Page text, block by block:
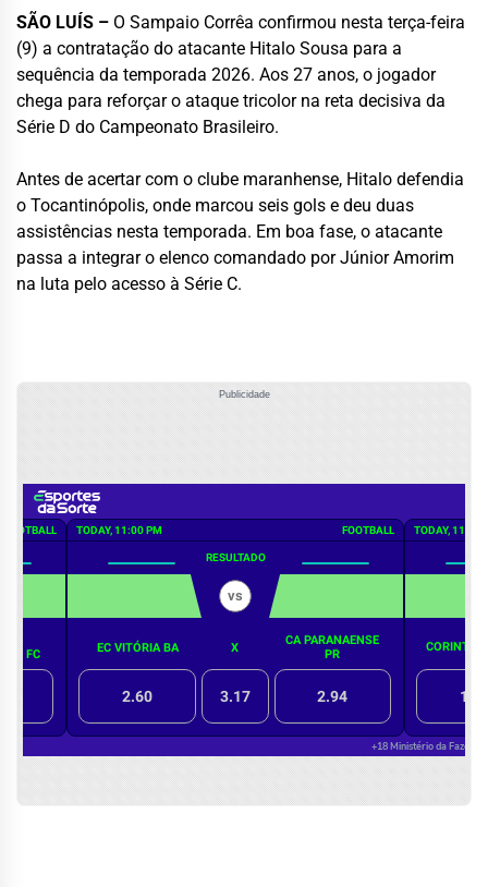
SÃO LUÍS – O Sampaio Corrêa confirmou nesta terça-feira
(9) a contratação do atacante Hitalo Sousa para a
sequência da temporada 2026. Aos 27 anos, o jogador
chega para reforçar o ataque tricolor na reta decisiva da
Série D do Campeonato Brasileiro.
Antes de acertar com o clube maranhense, Hitalo defendia
o Tocantinópolis, onde marcou seis gols e deu duas
assistências nesta temporada. Em boa fase, o atacante
passa a integrar o elenco comandado por Júnior Amorim
na luta pelo acesso à Série C.
Publicidade